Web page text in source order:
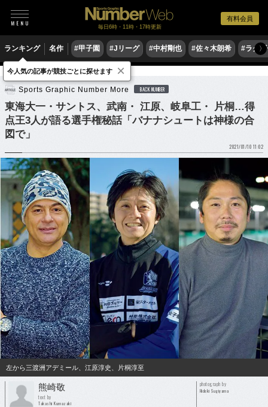
有料会員
毎日6時・11時・17時更新
ランキング 名作 #甲子園 #Jリーグ #中村剛也 #佐々木朗希 #ラグ〉
サッカー 高校サッカー
Sports Graphic Number More BACK NUMBER
東海大一・サントス、武南・ 江原、岐阜工・ 片桐…得
点王3人が語る選手権秘話「バナナシュートは神様の合
図で」
2021/01/10 11:02
左から三渡洲アデミール、江原淳史、片桐淳至
熊崎敬
text by
Takashi Kumazaki
photograph by
Hideki Sugiyama
今人気の記事が競技ごとに探せます ×